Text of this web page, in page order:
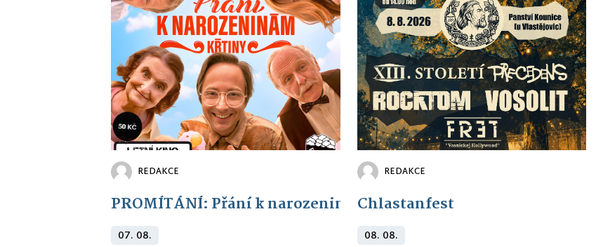
REDAKCE
PROMÍTÁNÍ: Přání k narozeninám: Křtiny
07. 08.
REDAKCE
Chlastanfest
08. 08.